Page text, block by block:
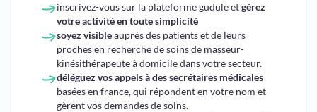
inscrivez-vous sur la plateforme gudule etgérez
votre activité en toute simplicité
soyez visibleauprès des patients et de leurs
proches en recherche de soins de masseur-
kinésithérapeute à domicile dans votre secteur.
déléguez vos appels à des secrétaires médicales
basées en france, qui répondent en votre nom et
gèrent vos demandes de soins.